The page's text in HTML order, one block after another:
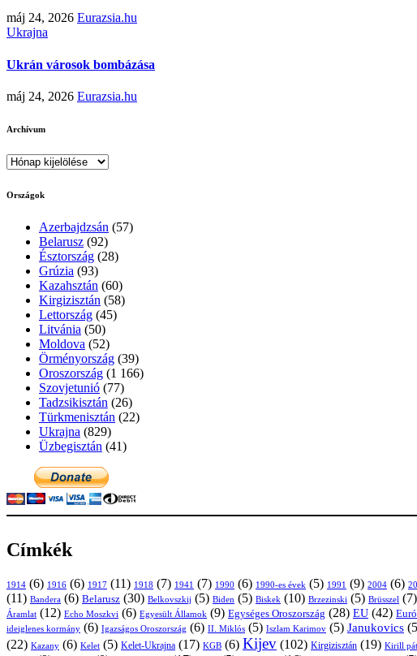
máj 24, 2026 Eurazsia.hu
Ukrajna
Ukrán városok bombázása
máj 24, 2026 Eurazsia.hu
Archívum
Archívum
Országok
Azerbajdzsán (57)
Belarusz (92)
Észtország (28)
Grúzia (93)
Kazahsztán (60)
Kirgizisztán (58)
Lettország (45)
Litvánia (50)
Moldova (52)
Örményország (39)
Oroszország (1 166)
Szovjetunió (77)
Tadzsikisztán (26)
Türkmenisztán (22)
Ukrajna (829)
Üzbegisztán (41)
Címkék
1914 (6) 1916 (6) 1917 (11) 1918 (7) 1941 (7) 1990 (6) 1990-es évek (5) 1991 (9) 2004 (6)
(11) Bandera (6) Belarusz (30) Belkovszkij (5) Biden (5) Biskek (10) Brzezinski (5) Brüsszel (7)
Áramlat (12) Echo Moszkvi (6) Egyesült Államok (9) Egységes Oroszország (28) EU (42)
ideiglenes kormány (6) Igazságos Oroszország (6) II. Miklós (5) Iszlam Karimov (5) Janukovics
(22) Kazany (6) Kelet (5) Kelet-Ukrajna (17) KGB (6) Kijev (102) Kirgizisztán (19) Kirill